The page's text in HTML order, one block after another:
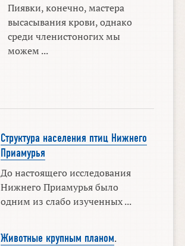
Пиявки, конечно, мастера
высасывания крови, однако
среди членистоногих мы
можем ...
Структура населения птиц Нижнего
Приамурья
До настоящего исследования
Нижнего Приамурья было
одним из слабо изученных ...
Животные крупным планом.